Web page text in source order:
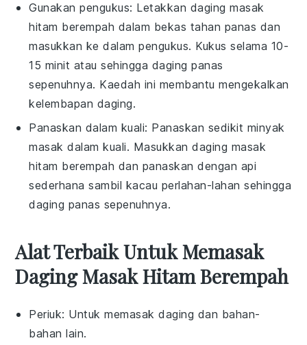
Gunakan pengukus: Letakkan daging masak
hitam berempah dalam bekas tahan panas dan
masukkan ke dalam pengukus. Kukus selama 10-
15 minit atau sehingga daging panas
sepenuhnya. Kaedah ini membantu mengekalkan
kelembapan daging.
Panaskan dalam kuali: Panaskan sedikit minyak
masak dalam kuali. Masukkandaging masak
hitam berempah dan panaskan dengan api
sederhana sambil kacau perlahan-lahan sehingga
daging panas sepenuhnya.
Alat Terbaik Untuk Memasak
Daging Masak Hitam Berempah
Periuk: Untuk memasak daging dan bahan-
bahan lain.